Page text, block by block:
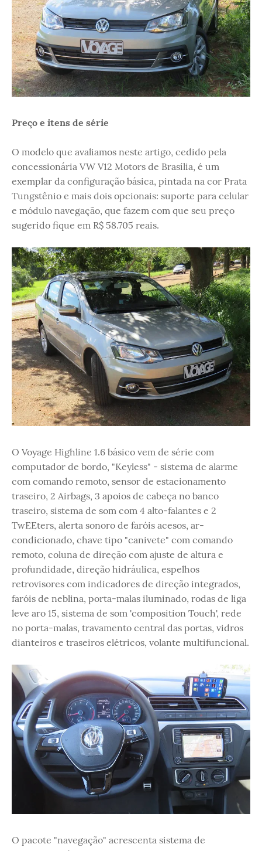
Preço e itens de série
O modelo que avaliamos neste artigo, cedido pela
concessionária VW V12 Motors de Brasília, é um
exemplar da configuração básica, pintada na cor Prata
Tungstênio e mais dois opcionais: suporte para celular
e módulo navegação, que fazem com que seu preço
sugerido fique em R$ 58.705 reais.
O Voyage Highline 1.6 básico vem de série com
computador de bordo, "Keyless" - sistema de alarme
com comando remoto, sensor de estacionamento
traseiro, 2 Airbags, 3 apoios de cabeça no banco
traseiro, sistema de som com 4 alto-falantes e 2
TwEEters, alerta sonoro de faróis acesos, ar-
condicionado, chave tipo "canivete" com comando
remoto, coluna de direção com ajuste de altura e
profundidade, direção hidráulica, espelhos
retrovisores com indicadores de direção integrados,
faróis de neblina, porta-malas iluminado, rodas de liga
leve aro 15, sistema de som 'composition Touch', rede
no porta-malas, travamento central das portas, vidros
dianteiros e traseiros elétricos, volante multifuncional.
O pacote "navegação" acrescenta sistema de